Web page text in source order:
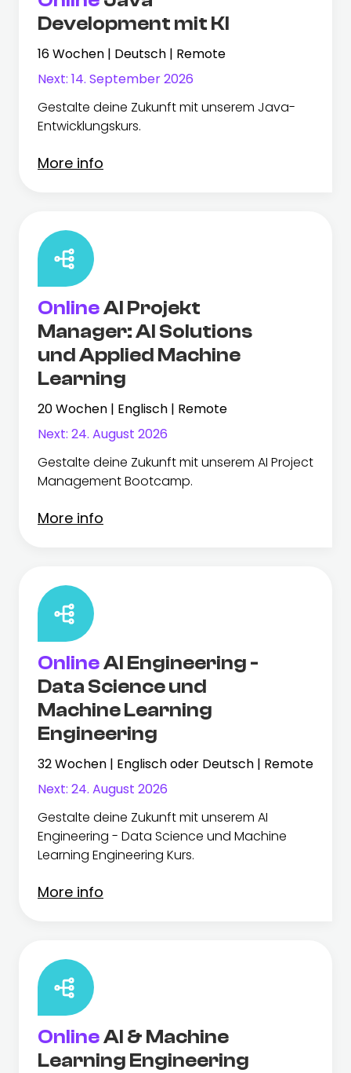
Development mit KI
16 Wochen | Deutsch | Remote
Next: 14. September 2026
Gestalte deine Zukunft mit unserem Java-
Entwicklungskurs.
More info
OnlineAI Projekt
Manager: AI Solutions
und Applied Machine
Learning
20 Wochen | Englisch | Remote
Next: 24. August 2026
Gestalte deine Zukunft mit unserem AI Project
Management Bootcamp.
More info
OnlineAI Engineering -
Data Science und
Machine Learning
Engineering
32 Wochen | Englisch oder Deutsch | Remote
Next: 24. August 2026
Gestalte deine Zukunft mit unserem AI
Engineering - Data Science und Machine
Learning Engineering Kurs.
More info
OnlineAI & Machine
Learning Engineering